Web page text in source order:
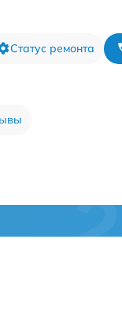
Статус ремонта